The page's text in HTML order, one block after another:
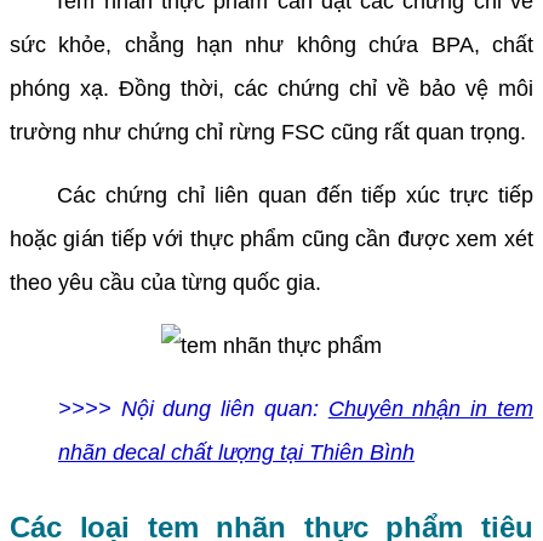
sức khỏe, chẳng hạn như không chứa BPA, chất
phóng xạ. Đồng thời, các chứng chỉ về bảo vệ môi
trường như chứng chỉ rừng FSC cũng rất quan trọng.
Các chứng chỉ liên quan đến tiếp xúc trực tiếp
hoặc gián tiếp với thực phẩm cũng cần được xem xét
theo yêu cầu của từng quốc gia.
>>>> Nội dung liên quan: Chuyên nhận in tem
nhãn decal chất lượng tại Thiên Bình
Các loại tem nhãn thực phẩm tiêu